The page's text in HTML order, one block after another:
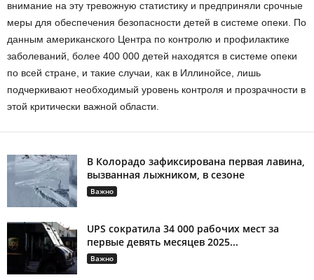
внимание на эту тревожную статистику и предприняли срочные
меры для обеспечения безопасности детей в системе опеки. По
данным американского Центра по контролю и профилактике
заболеваний, более 400 000 детей находятся в системе опеки
по всей стране, и такие случаи, как в Иллинойсе, лишь
подчеркивают необходимый уровень контроля и прозрачности в
этой критически важной области.
В Колорадо зафиксирована первая лавина,
вызванная лыжником, в сезоне
Важно
UPS сократила 34 000 рабочих мест за
первые девять месяцев 2025...
Важно